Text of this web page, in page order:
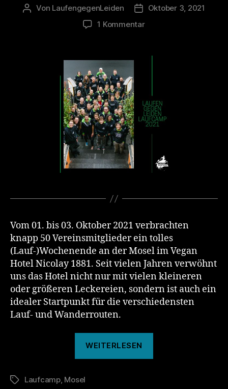
Beitragsautor
Von LaufengegenLeiden Veröffentlichungsdatum
Oktober 3, 2021
1 Kommentarzu
Vom 01. bis 03. Oktober 2021 verbrachten
knapp 50 Vereinsmitglieder ein tolles
(Lauf-)Wochenende an der Mosel im Vegan
Hotel Nicolay 1881. Seit vielen Jahren verwöhnt
uns das Hotel nicht nur mit vielen kleineren
oder größeren Leckereien, sondern ist auch ein
idealer Startpunkt für die verschiedensten
Lauf- und Wanderrouten.
WEITERLESEN
Schlagwörter
Laufcamp, Mosel